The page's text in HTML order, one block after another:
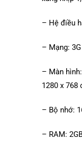
– Hệ điều
– Mạng:
– Màn
1280 x 768
– Bộ nhớ:
– RAM: